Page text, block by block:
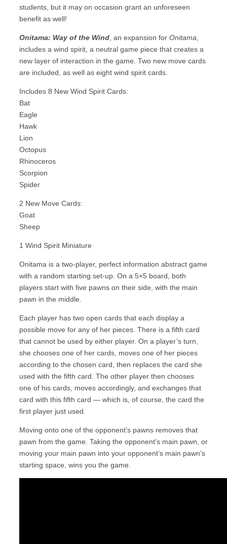
students, but it may on occasion grant an unforeseen
benefit as well!
Onitama: Way of the Wind , an expansion for Onitama
includes a wind spirit, a neutral game piece that creates a
new layer of interaction in the game. Two new move cards
are included, as well as eight wind spirit cards.
Includes 8 New Wind Spirit Cards:
Bat
Eagle
Hawk
Lion
Octopus
Rhinoceros
Scorpion
Spider
2 New Move Cards:
Goat
Sheep
1 Wind Spirit Miniature
Onitama is a two-player, perfect information abstract game
with a random starting set-up. On a 5×5 board, both
players start with five pawns on their side, with the main
pawn in the middle.
Each player has two open cards that each display a
possible move for any of her pieces. There is a fifth card
that cannot be used by either player. On a player’s turn,
she chooses one of her cards, moves one of her pieces
according to the chosen card, then replaces the card she
used with the fifth card. The other player then chooses
one of his cards, moves accordingly, and exchanges that
card with this fifth card — which is, of course, the card the
first player just used.
Moving onto one of the opponent’s pawns removes that
pawn from the game. Taking the opponent’s main pawn, or
moving your main pawn into your opponent’s main pawn’s
starting space, wins you the game.